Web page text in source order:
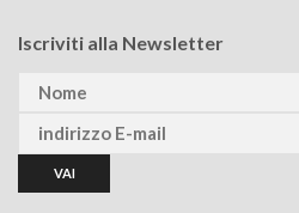
Iscriviti alla Newsletter